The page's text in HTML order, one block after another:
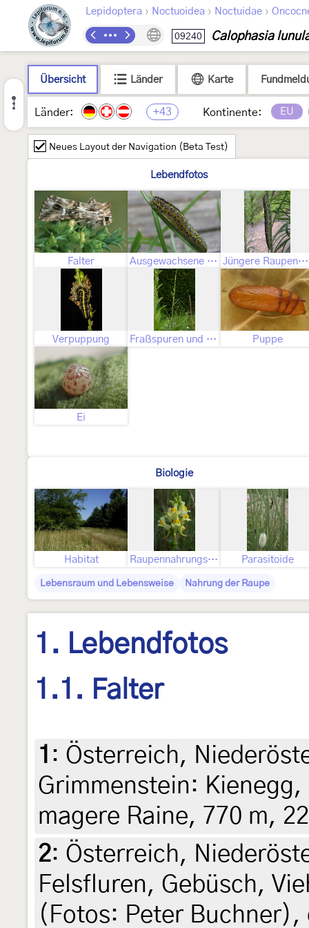
Lepidoptera › Noctuoidea › Noctuidae ›
09240 Calophasia
Übersicht Länder Karte
Länder: +43 Kontinente: EU
Neues Layout der Navigation (Beta Test)
Lebendfotos
Falter Ausgewachsene Raupe Jüngere Raupenstadien
Verpuppung Fraßspuren und Befallsbild Puppe
Ei
Biologie
Habitat Raupennahrungspflanzen Parasitoide
Lebensraum und Lebensweise Nahrung der Raupe
1. Lebendfotos
1.1. Falter
1 : Österreich,
Grimmenstein:
magere Raine, 770 m,
2: Österreich,
Felsfluren, Gebüsch,
(Fotos: Peter Buchner),